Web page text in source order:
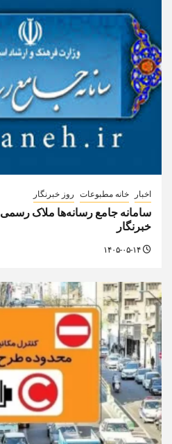
اخبار خانه مطبوعات روز خبرنگار
سامانه جامع رسانه‌ها ملاک
خبرنگار